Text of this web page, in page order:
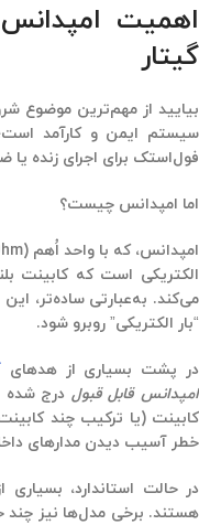
اهمیت
گیتار
بیایید از مهم‌ترین موضوع
سیستم ایمن و کارآمد است
فول‌استک برای اجرای زنده یا
اما امپدانس چیست؟
الکتریکی است که کابینت
می‌کند. به‌عبارتی ساده‌تر،
“بار الکتریکی” روبرو شود.
در پشت بسیاری از هدهای
امپدانس قابل قبول درج شده
کابینت (یا ترکیب چند
خطر آسیب دیدن مدارهای
هستند. برخی مدل‌ها نیز چند